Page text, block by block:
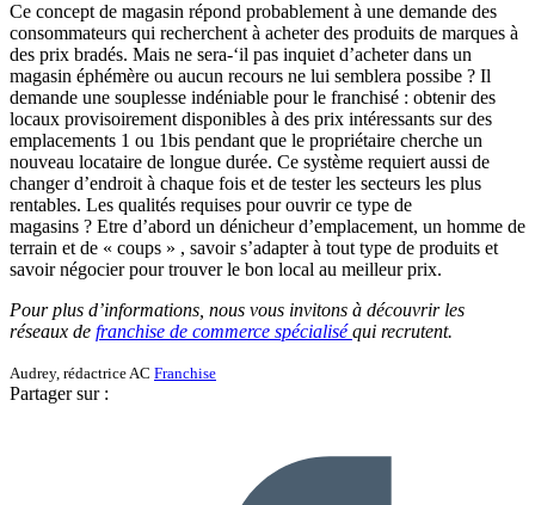
Ce concept de magasin répond probablement à une demande des
consommateurs qui recherchent à acheter des produits de marques à
des prix bradés. Mais ne sera-‘il pas inquiet d’acheter dans un
magasin éphémère ou aucun recours ne lui semblera possibe ? Il
demande une souplesse indéniable pour le franchisé : obtenir des
locaux provisoirement disponibles à des prix intéressants sur des
emplacements 1 ou 1bis pendant que le propriétaire cherche un
nouveau locataire de longue durée. Ce système requiert aussi de
changer d’endroit à chaque fois et de tester les secteurs les plus
rentables. Les qualités requises pour ouvrir ce type de
magasins ? Etre d’abord un dénicheur d’emplacement, un homme de
terrain et de « coups » , savoir s’adapter à tout type de produits et
savoir négocier pour trouver le bon local au meilleur prix.
Pour plus d’informations, nous vous invitons à découvrir les
réseaux de franchise de commerce spécialiséqui recrutent.
Audrey, rédactrice AC Franchise
Partager sur :